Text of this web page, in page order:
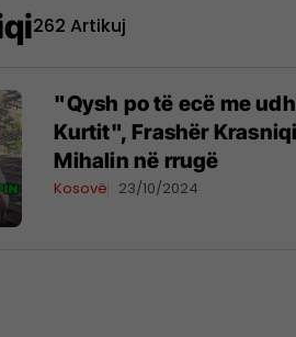
262 Artikuj
"Qysh po të ecë me
Kurtit", Frashër
Mihalin në rrugë
Kosovë 23/10/2024